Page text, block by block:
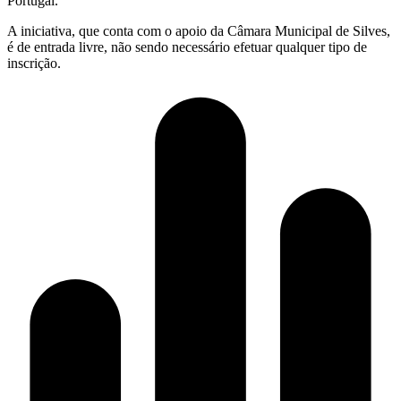
A iniciativa, que conta com o apoio da Câmara Municipal de Silves,
é de entrada livre, não sendo necessário efetuar qualquer tipo de
inscrição.